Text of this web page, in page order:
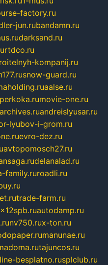
factory.ru
jun.rubandamn.ru
darksand.ru
rtdco.ru
kompanij.ru
snow-guard.ru
aalse.ru
perkoka.rumovie-one.ru
andreislyusar.ru
lyubov-i-grom.ru
evro-dez.ru
avtopomosch27.ru
delanalad.ru
family.ruroadli.ru
trade-farm.ru
autodamp.ru
nv750.rux-ton.ru
manunae.ru
tajuncos.ru
besplatno.rusplclub.ru